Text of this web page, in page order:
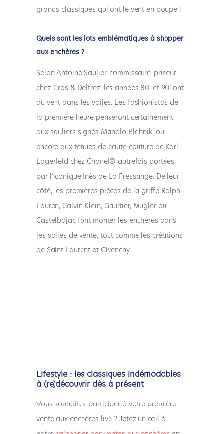
grands classiques qui ont le vent en poupe !
Quels sont les lots emblématiques à shopper
aux enchères ?
Selon Antoine Saulier, commissaire-priseur
chez Gros & Deltrez, les années 80’ et 90’ ont
du vent dans les voiles. Les fashionistas de
la première heure penseront certainement
aux souliers signés Manolo Blahnik, ou
encore aux tenues de haute couture de Karl
Lagerfeld chez Chanel® autrefois portées
par l’iconique Inès de La Fressange. De leur
côté, les premières pièces de la griffe Ralph
Lauren, Calvin Klein, Gaultier, Mugler ou
Castelbajac font monter les enchères dans
les salles de vente, tout comme les créations
de Saint Laurent et Givenchy.
Lifestyle : les classiques indémodables
à (re)découvrir dès à présent
Vous souhaitez participer à votre première
vente aux enchères live ? Jetez un œil à